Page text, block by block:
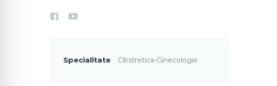
Specialitate Obstretica-Ginecologie